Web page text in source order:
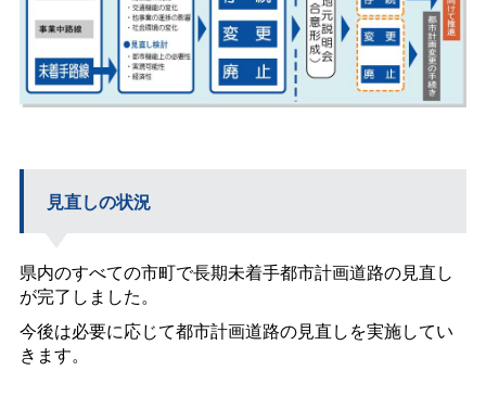
見直しの状況
県内のすべての市町で長期未着手都市計画道路の見直し
が完了しました。
今後は必要に応じて都市計画道路の見直しを実施してい
きます。